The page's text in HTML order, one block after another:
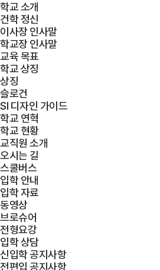
학교 소개
건학 정신
이사장 인사말
학교장 인사말
교육 목표
학교 상징
상징
슬로건
SI 디자인 가이드
학교 연혁
학교 현황
교직원 소개
오시는 길
스쿨버스
입학 안내
입학 자료
동영상
브로슈어
전형요강
입학 상담
신입학 공지사항
전편입 공지사항